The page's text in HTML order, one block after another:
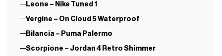
Leone – Nike Tuned 1
Vergine – On Cloud 5 Waterproof
Bilancia – Puma Palermo
Scorpione – Jordan 4 Retro Shimmer